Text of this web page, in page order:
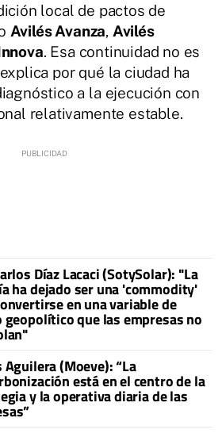
local de pactos de
Avilés Avanza, Avilés
. Esa continuidad no es
por qué la ciudad ha
a la ejecución con
relativamente estable.
Díaz Lacaci (SotySolar): "La
ha dejado ser una 'commodity'
en una variable de
geopolítico que las empresas no
Aguilera (Moeve): “La
está en el centro de la
y la operativa diaria de las